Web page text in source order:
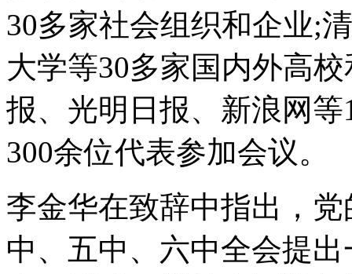
30多家社会组织和企业;
大学等30多家国内外高
报、光明日报、新浪网
300余位代表参加会议。
李金华在致辞中指出，
中、五中、六中全会提